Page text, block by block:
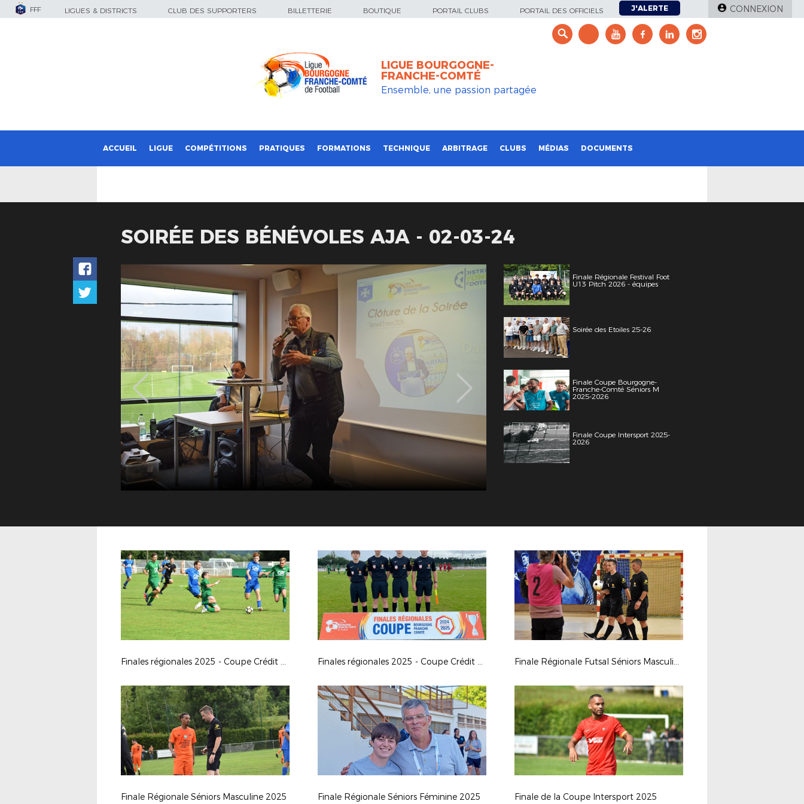
FFF LIGUES & DISTRICTS CLUB DES SUPPORTERS BILLETTERIE BOUTIQUE PORTAIL CLUBS PORTAIL DES OFFICIELS J'ALERTE CONNEXION
LIGUE BOURGOGNE-
FRANCHE-COMTÉ
Ensemble, une passion partagée
ACCUEIL LIGUE COMPÉTITIONS PRATIQUES FORMATIONS TECHNIQUE ARBITRAGE CLUBS MÉDIAS DOCUMENTS
SOIRÉE DES BÉNÉVOLES AJA - 02-03-24
Finale Régionale Festival Foot
U13 Pitch 2026 - équipes
Soirée des Etoiles 25-26
Finale Coupe Bourgogne-
Franche-Comté Séniors M
2025-2026
Finale Coupe Intersport 2025-
2026
Finales régionales 2025 - Coupe Crédit Agricole U18G Finales régionales 2025 - Coupe Crédit Agricole U16G Finale Régionale Futsal Séniors Masculine 2025
Finale Régionale Séniors Masculine 2025 Finale Régionale Séniors Féminine 2025 Finale de la Coupe Intersport 2025